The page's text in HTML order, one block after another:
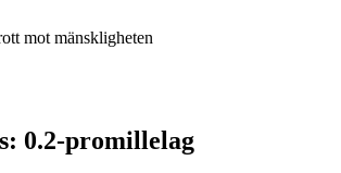
mot mänskligheten
0.2-promillelag